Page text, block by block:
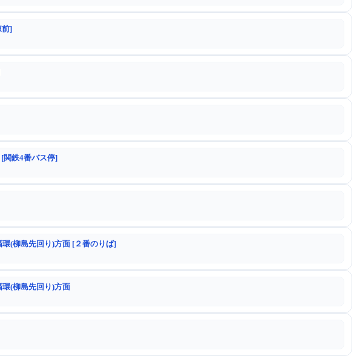
前]
関鉄4番バス停]
(柳島先回り)方面 [２番のりば]
(柳島先回り)方面